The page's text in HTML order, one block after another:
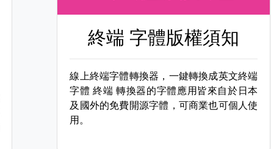
終端 字體版權須知
線上終端字體轉換器，一鍵轉換成英文終端
字體終端 轉換器的字體應用皆來自於日本
及國外的免費開源字體，可商業也可個人使
用。